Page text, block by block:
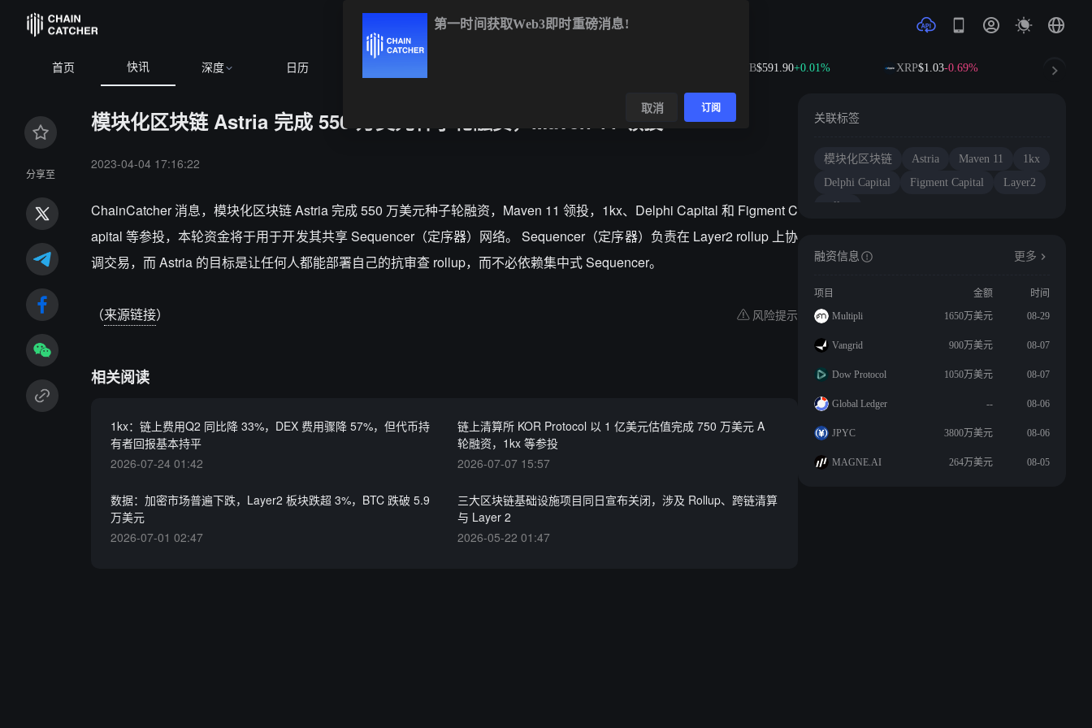
首页 快讯 深度 日历 $591.90+0.01% XRP$1.03-0.69% SOL
分享至
模块化区块链 Astria 完成 550 万美元种子轮融资，Maven 11 领投
2023-04-04 17:16:22
ChainCatcher 消息，模块化区块链 Astria 完成 550 万美元种子轮融资，Maven 11 领投，1kx、Delphi Capital 和 Figment C
apital 等参投，本轮资金将于用于开发其共享 Sequencer（定序器）网络。 Sequencer（定序器）负责在 Layer2 rollup 上协
调交易，而 Astria 的目标是让任何人都能部署自己的抗审查 rollup，而不必依赖集中式 Sequencer。
（来源链接） 风险提示
相关阅读
1kx：链上费用Q2 同比降 33%，DEX 费用骤降 57%，但代币持
有者回报基本持平
2026-07-24 01:42
链上清算所 KOR Protocol 以 1 亿美元估值完成 750 万美元 A
轮融资，1kx 等参投
2026-07-07 15:57
数据：加密市场普遍下跌，Layer2 板块跌超 3%，BTC 跌破 5.9
万美元
2026-07-01 02:47
三大区块链基础设施项目同日宣布关闭，涉及 Rollup、跨链清算
与 Layer 2
2026-05-22 01:47
关联标签
模块化区块链 Astria Maven 11
1kx
Delphi Capital
Figment Capital
Layer2
rollup
融资信息 更多
项目 金额
时间
Multipli
1650万美元 08-29
Vangrid 900万美元 08-07
Dow Protocol 1050万美元 08-07
Global Ledger -- 08-06
JPYC 3800万美元 08-06
MAGNE.AI 264万美元 08-05
第一时间获取Web3即时重磅消息!
取消 订阅